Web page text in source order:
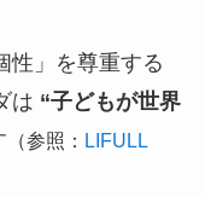
性」を尊重する
は “子どもが世界
（参照： LIFULL